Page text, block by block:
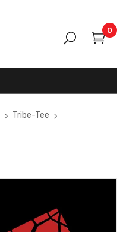
0
Tribe-Tee